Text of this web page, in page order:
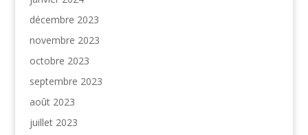
décembre 2023
novembre 2023
octobre 2023
septembre 2023
août 2023
juillet 2023